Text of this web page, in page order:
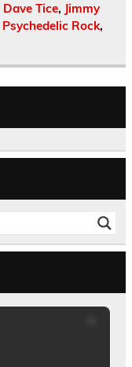
Dave Tice, Jimmy
Psychedelic Rock,